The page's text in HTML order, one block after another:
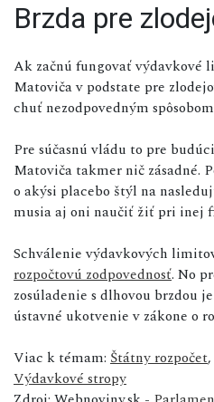
Brzda pre
Ak začnú fungovať výdavkové
Matoviča v podstate pre
chuť nezodpovedným
Pre súčasnú vládu to pre
Matoviča takmer nič zásadné.
o akýsi placebo štýl na
musia aj oni naučiť žiť pri inej
Schválenie výdavkových
rozpočtovú zodpovednosť. No
zosúladenie s dlhovou brzdou
ústavné ukotvenie v zákone o
Viac k témam: Štátny rozpočet,
Výdavkové stropy